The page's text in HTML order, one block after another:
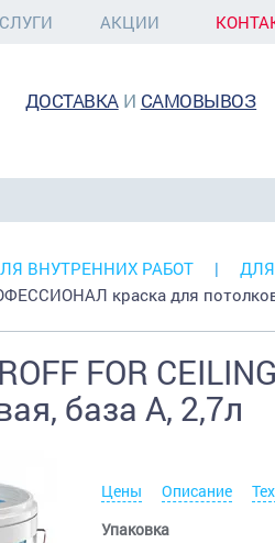
АКЦИИ
ДОСТАВКАИ САМОВЫВОЗ
ВНУТРЕННИХ РАБОТ
краска для
FOR
база А, 2,7л
Цены Описание
Упаковка